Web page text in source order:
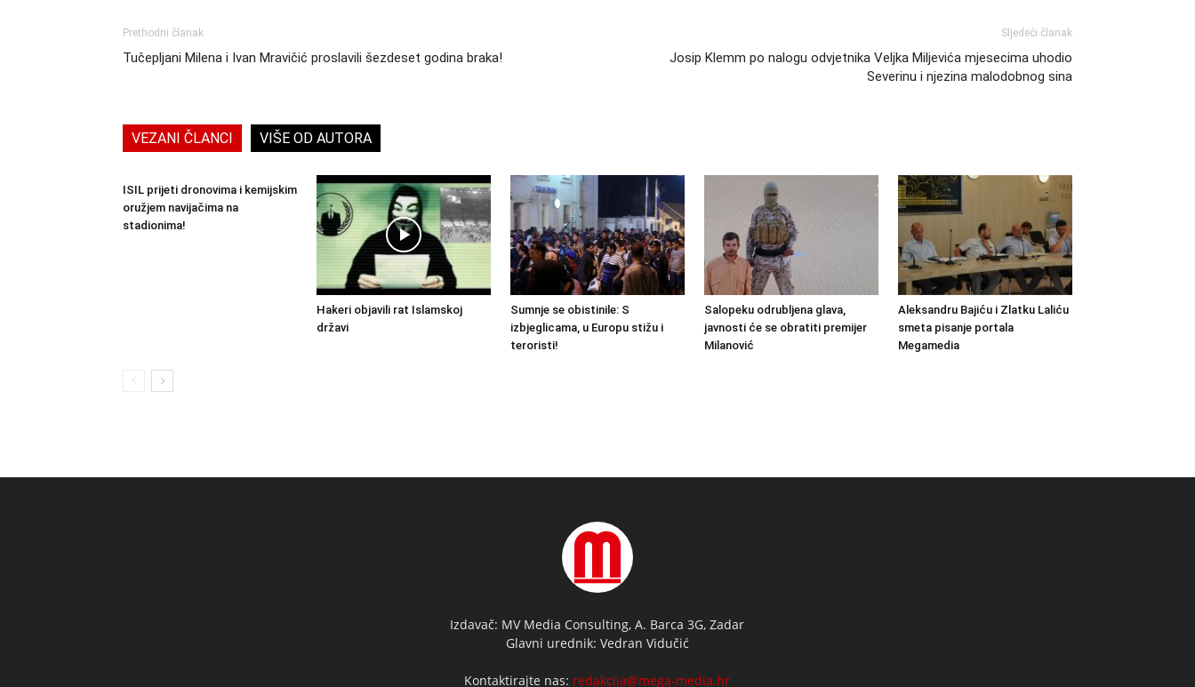
Prethodni članak
Tučepljani Milena i Ivan Mravičić proslavili šezdeset godina braka!
Sljedeći članak
Josip Klemm po nalogu odvjetnika Veljka Miljevića mjesecima uhodio
Severinu i njezina malodobnog sina
VEZANI ČLANCI VIŠE OD AUTORA
ISIL prijeti dronovima i kemijskim
oružjem navijačima na
stadionima!
Hakeri objavili rat Islamskoj
državi
Sumnje se obistinile: S
izbjeglicama, u Europu stižu i
teroristi!
Salopeku odrubljena glava,
javnosti će se obratiti premijer
Milanović
Aleksandru Bajiću i Zlatku Laliću
smeta pisanje portala
Megamedia
Izdavač: MV Media Consulting, A. Barca 3G, Zadar
Glavni urednik: Vedran Vidučić
Kontaktirajte nas: redakcija@mega-media.hr